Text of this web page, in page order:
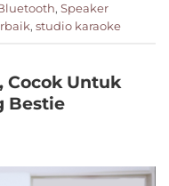
, Speaker
, studio karaoke
Cocok Untuk
Bestie